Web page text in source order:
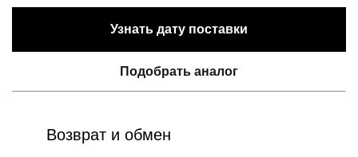
Узнать дату поставки
Подобрать аналог
Возврат и обмен